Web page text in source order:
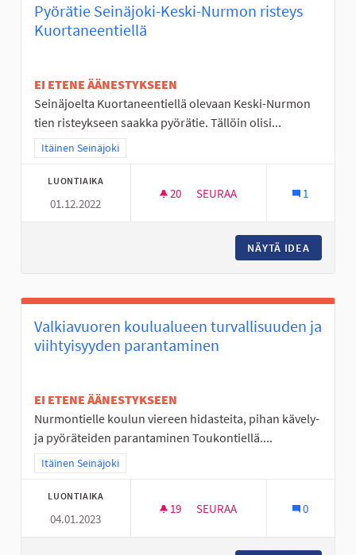
Pyörätie Seinäjoki-Keski-Nurmon risteys
Kuortaneentiellä
EI ETENE ÄÄNESTYKSEEN
Seinäjoelta Kuortaneentiellä olevaan Keski-Nurmon
tien risteykseen saakka pyörätie. Tällöin olisi...
Rajaa tulokset teeman mukaan: Itäinen Seinäjoki
Itäinen Seinäjoki
LUONTIAIKA
01.12.2022
20 20 SEURAAJAA
SEURAA 1
NÄYTÄ IDEA
Valkiavuoren koulualueen turvallisuuden ja
viihtyisyyden parantaminen
EI ETENE ÄÄNESTYKSEEN
Nurmontielle koulun viereen hidasteita, pihan kävely-
ja pyöräteiden parantaminen Toukontiellä....
Rajaa tulokset teeman mukaan: Itäinen Seinäjoki
Itäinen Seinäjoki
LUONTIAIKA
04.01.2023
19 19 SEURAAJAA
SEURAA 0